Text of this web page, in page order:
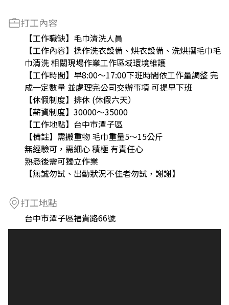
打工內容
【工作職缺】毛巾清洗人員
【工作內容】操作洗衣設備、烘衣設備、洗烘摺毛巾毛
巾清洗 相關現場作業工作區域環境維護
【工作時間】早8:00～17:00下班時間依工作量調整 完
成一定數量 並處理完公司交辦事項 可提早下班
【休假制度】排休 (休假六天）
【薪資制度】30000～35000
【工作地點】台中市潭子區
【備註】需搬重物 毛巾重量5～15公斤
無經驗可，需細心 積極 有責任心
熟悉後需可獨立作業
【無誠勿試、出勤狀況不佳者勿試，謝謝】
打工地點
台中市潭子區福貴路66號